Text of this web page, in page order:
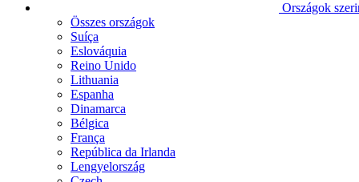
Országok
Összes országok
Suíça
Eslováquia
Reino Unido
Lithuania
Espanha
Dinamarca
Bélgica
França
República da Irlanda
Lengyelország